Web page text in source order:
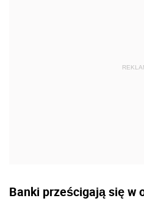
Banki prześcigają się w